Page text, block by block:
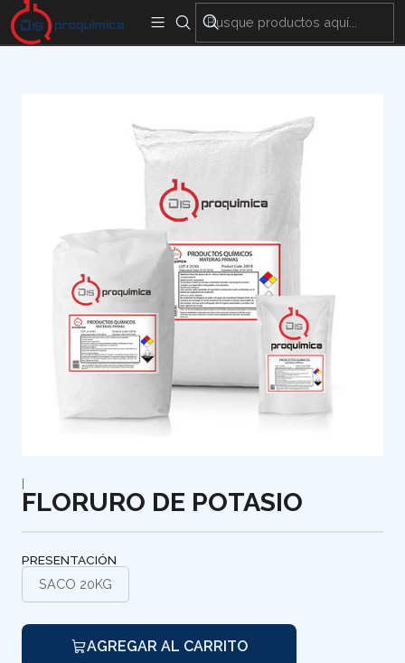
Inicio
|
FLORURO DE POTASIO
PRESENTACIÓN
SACO 20KG
AGREGAR AL CARRITO